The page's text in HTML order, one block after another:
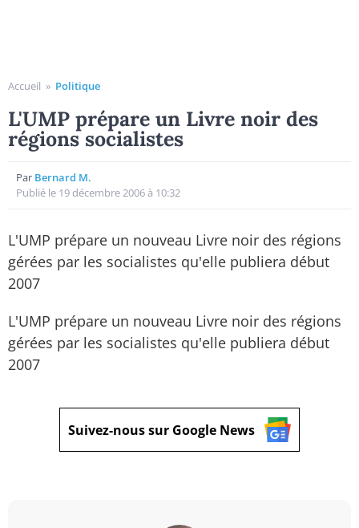
Accueil » Politique
L'UMP prépare un Livre noir des
régions socialistes
Par Bernard M.
Publié le 19 décembre 2006 à 10:32
L'UMP prépare un nouveau Livre noir des régions
gérées par les socialistes qu'elle publiera début
2007
L'UMP prépare un nouveau Livre noir des régions
gérées par les socialistes qu'elle publiera début
2007
Suivez-nous sur Google News